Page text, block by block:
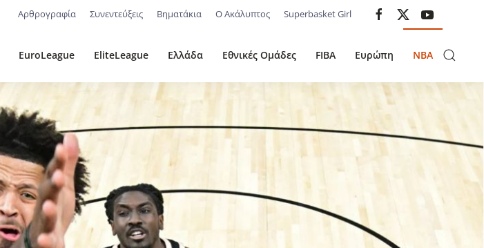
Αρθρογραφία Συνεντεύξεις Βηματάκια Ο Ακάλυπτος Superbasket Girl
EuroLeague EliteLeague Ελλάδα Εθνικές Ομάδες FIBA Ευρώπη NBA